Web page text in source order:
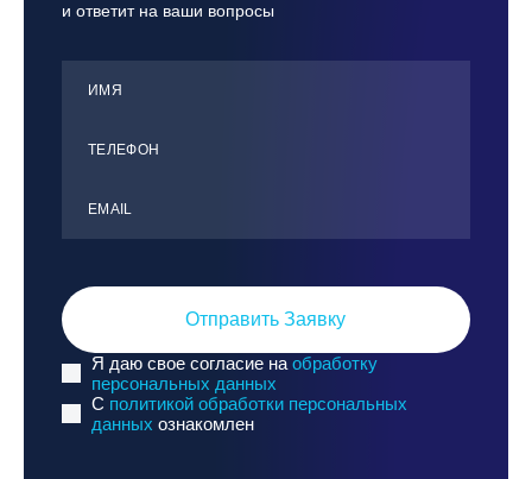
и ответит на ваши вопросы
ИМЯ
ТЕЛЕФОН
ЕMАIL
Отправить Заявку
Я даю свое согласие на обработку
персональных данных
C политикой обработки персональных
данных ознакомлен